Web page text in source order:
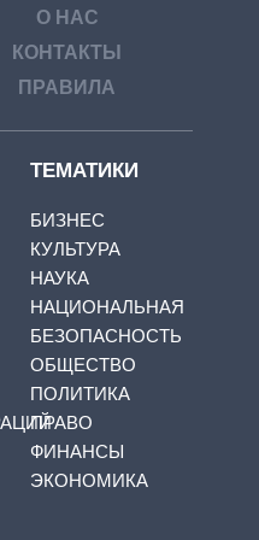
О НАС
КОНТАКТЫ
ПРАВИЛА
ТЕМАТИКИ
БИЗНЕС
КУЛЬТУРА
НАУКА
НАЦИОНАЛЬНАЯ
БЕЗОПАСНОСТЬ
ОБЩЕСТВО
ПОЛИТИКА
ПРАВО
ФИНАНСЫ
ЭКОНОМИКА